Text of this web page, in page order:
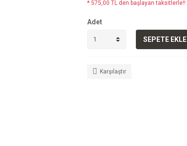
* 575,00 TL den başlayan taksitlerle!!
Adet
SEPETE EKLE
Karşılaştır